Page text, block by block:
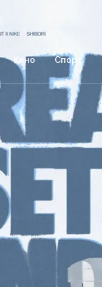
Кино Спорт